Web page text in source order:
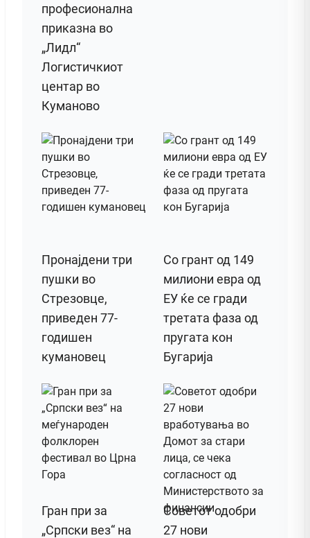
професионална
приказна во
„Лидл“
Логистичкиот
центар во
Куманово
Пронајдени три
пушки во
Стрезовце,
приведен 77-
годишен
кумановец
Со грант од 149
милиони евра од
ЕУ ќе се гради
третата фаза од
пругата кон
Бугарија
Гран при за
„Српски вез“ на
Советот одобри
27 нови